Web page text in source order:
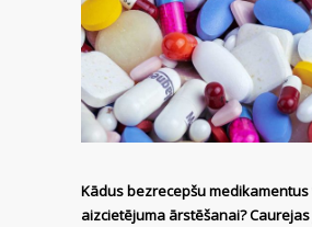
Kādus bezrecepšu
aizcietējuma ārstēšanai?